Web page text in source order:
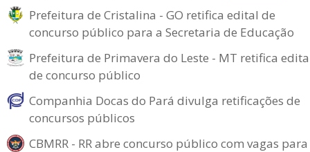
Prefeitura de Cristalina - GO retifica edital de
concurso público para a Secretaria de Educação
Prefeitura de Primavera do Leste - MT retifica
de concurso público
Companhia Docas do Pará divulga retificações de
concursos públicos
CBMRR - RR abre concurso público com vagas para